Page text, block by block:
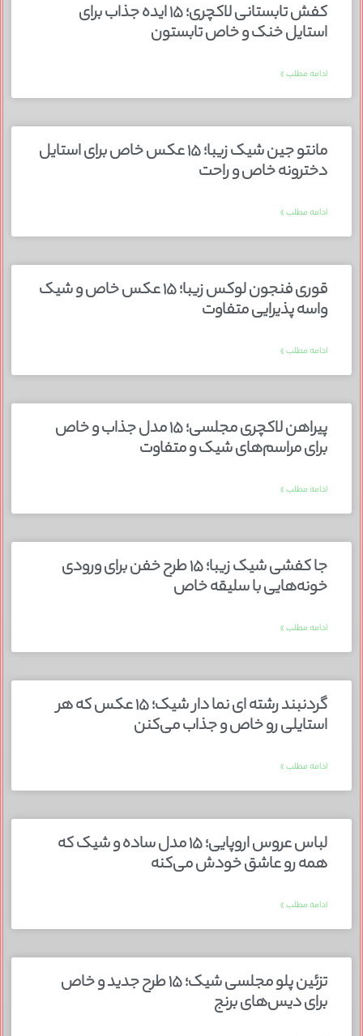
کفش تابستانی لاکچری؛ ۱۵ ایده‌ جذاب برای
استایل خنک و خاص تابستون
ادامه مطلب »
مانتو جین شیک زیبا؛ ۱۵ عکس خاص برای استایل
دخترونه خاص و راحت
ادامه مطلب »
قوری فنجون لوکس زیبا؛ ۱۵ عکس خاص و شیک
واسه پذیرایی متفاوت
ادامه مطلب »
پیراهن لاکچری مجلسی؛ ۱۵ مدل جذاب و خاص
برای مراسم‌های شیک و متفاوت
ادامه مطلب »
جا کفشی شیک زیبا؛ ۱۵ طرح خفن برای ورودی
خونه‌هایی با سلیقه خاص
ادامه مطلب »
گردنبند رشته ای نما دار شیک؛ ۱۵ عکس که هر
استایلی رو خاص و جذاب می‌کنن
ادامه مطلب »
لباس عروس اروپایی؛ ۱۵ مدل ساده و شیک که
همه رو عاشق خودش می‌کنه
ادامه مطلب »
تزئین پلو مجلسی شیک؛ ۱۵ طرح جدید و خاص
برای دیس‌های برنج